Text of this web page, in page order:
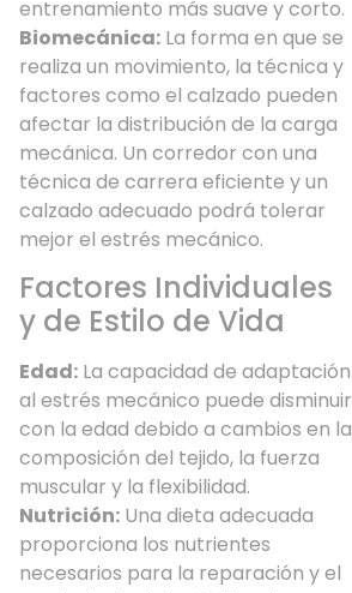
entrenamiento más suave y corto.
Biomecánica: La forma en que se
realiza un movimiento, la técnica y
factores como el calzado pueden
afectar la distribución de la carga
mecánica. Un corredor con una
técnica de carrera eficiente y un
calzado adecuado podrá tolerar
mejor el estrés mecánico.
Factores Individuales
y de Estilo de Vida
Edad: La capacidad de adaptación
al estrés mecánico puede disminuir
con la edad debido a cambios en la
composición del tejido, la fuerza
muscular y la flexibilidad.
Nutrición: Una dieta adecuada
proporciona los nutrientes
necesarios para la reparación y el